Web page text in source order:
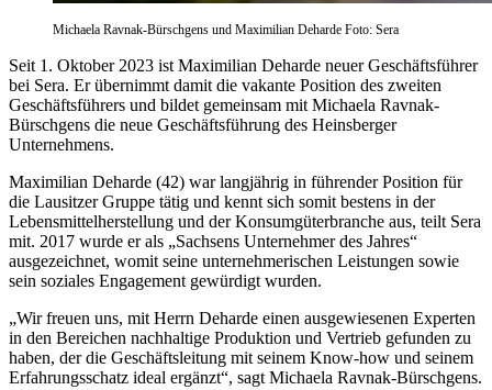
Michaela Ravnak-Bürschgens und Maximilian Deharde Foto: Sera
Seit 1. Oktober 2023 ist Maximilian Deharde neuer Geschäftsführer
bei Sera. Er übernimmt damit die vakante Position des zweiten
Geschäftsführers und bildet gemeinsam mit Michaela Ravnak-
Bürschgens die neue Geschäftsführung des Heinsberger
Unternehmens.
Maximilian Deharde (42) war langjährig in führender Position für
die Lausitzer Gruppe tätig und kennt sich somit bestens in der
Lebensmittelherstellung und der Konsumgüterbranche aus, teilt Sera
mit. 2017 wurde er als „Sachsens Unternehmer des Jahres“
ausgezeichnet, womit seine unternehmerischen Leistungen sowie
sein soziales Engagement gewürdigt wurden.
„Wir freuen uns, mit Herrn Deharde einen ausgewiesenen Experten
in den Bereichen nachhaltige Produktion und Vertrieb gefunden zu
haben, der die Geschäftsleitung mit seinem Know-how und seinem
Erfahrungsschatz ideal ergänzt“, sagt Michaela Ravnak-Bürschgens.